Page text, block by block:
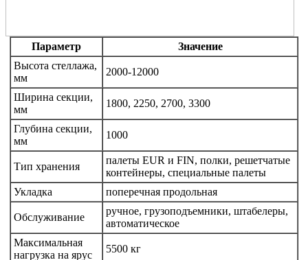
Параметр
Значение
Высота стеллажа,
мм
2000-12000
Ширина секции,
мм
1800, 2250, 2700, 3300
Глубина секции,
мм
1000
Тип хранения
палеты EUR и FIN, полки, решетчатые
контейнеры, специальные палеты
Укладка
поперечная продольная
Обслуживание
ручное, грузоподъемники, штабелеры,
автоматическое
Максимальная
нагрузка на ярус
5500 кг